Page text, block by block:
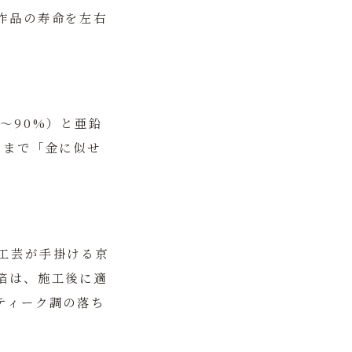
品の寿命を左右
90%）と亜鉛
で「金に似せ
芸が手掛ける京
は、施工後に適
ーク調の落ち